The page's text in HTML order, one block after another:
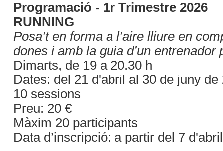
Programació - 1r Trimestre 2026
RUNNING
Posa’t en forma a l’aire lliure en
dones i amb la guia d’un entrenador
Dimarts, de 19 a 20.30 h
Dates: del 21 d'abril al 30 de juny de
10 sessions
Preu: 20 €
Màxim 20 participants
Data d’inscripció: a partir del 7